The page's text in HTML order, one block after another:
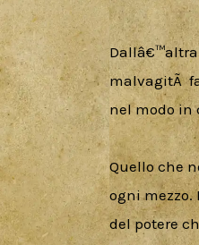
malvagitÃ
nel modo in
Quello che
ogni mezzo.
del potere